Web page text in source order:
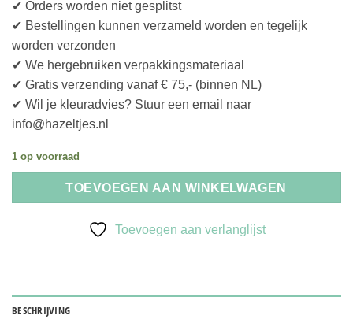
✔ Orders worden niet gesplitst
✔ Bestellingen kunnen verzameld worden en tegelijk
worden verzonden
✔ We hergebruiken verpakkingsmateriaal
✔ Gratis verzending vanaf € 75,- (binnen NL)
✔ Wil je kleuradvies? Stuur een email naar
info@hazeltjes.nl
1 op voorraad
TOEVOEGEN AAN WINKELWAGEN
Toevoegen aan verlanglijst
BESCHRIJVING